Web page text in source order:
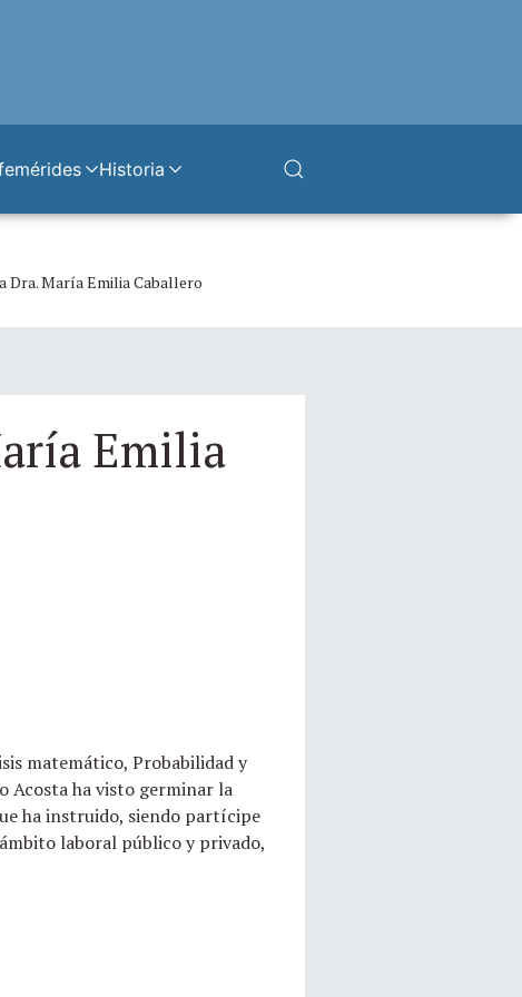
Historia
Dra. María Emilia Caballero
Emilia
matemático, Probabilidad y
Acosta ha visto germinar la
ha instruido, siendo partícipe
laboral público y privado,